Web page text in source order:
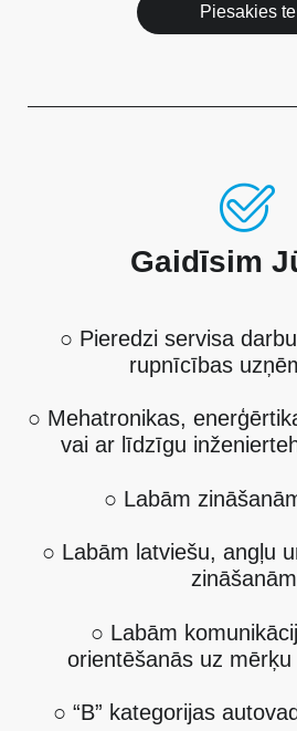
Piesakies te
Gaidīsim
○ Pieredzi servisa
rupnīcības
○ Mehatronikas,
vai ar līdzīgu
○ Labām
○ Labām latviešu, angļu
○ Labām
orientēšanās uz mērķu
○ “B” kategorijas